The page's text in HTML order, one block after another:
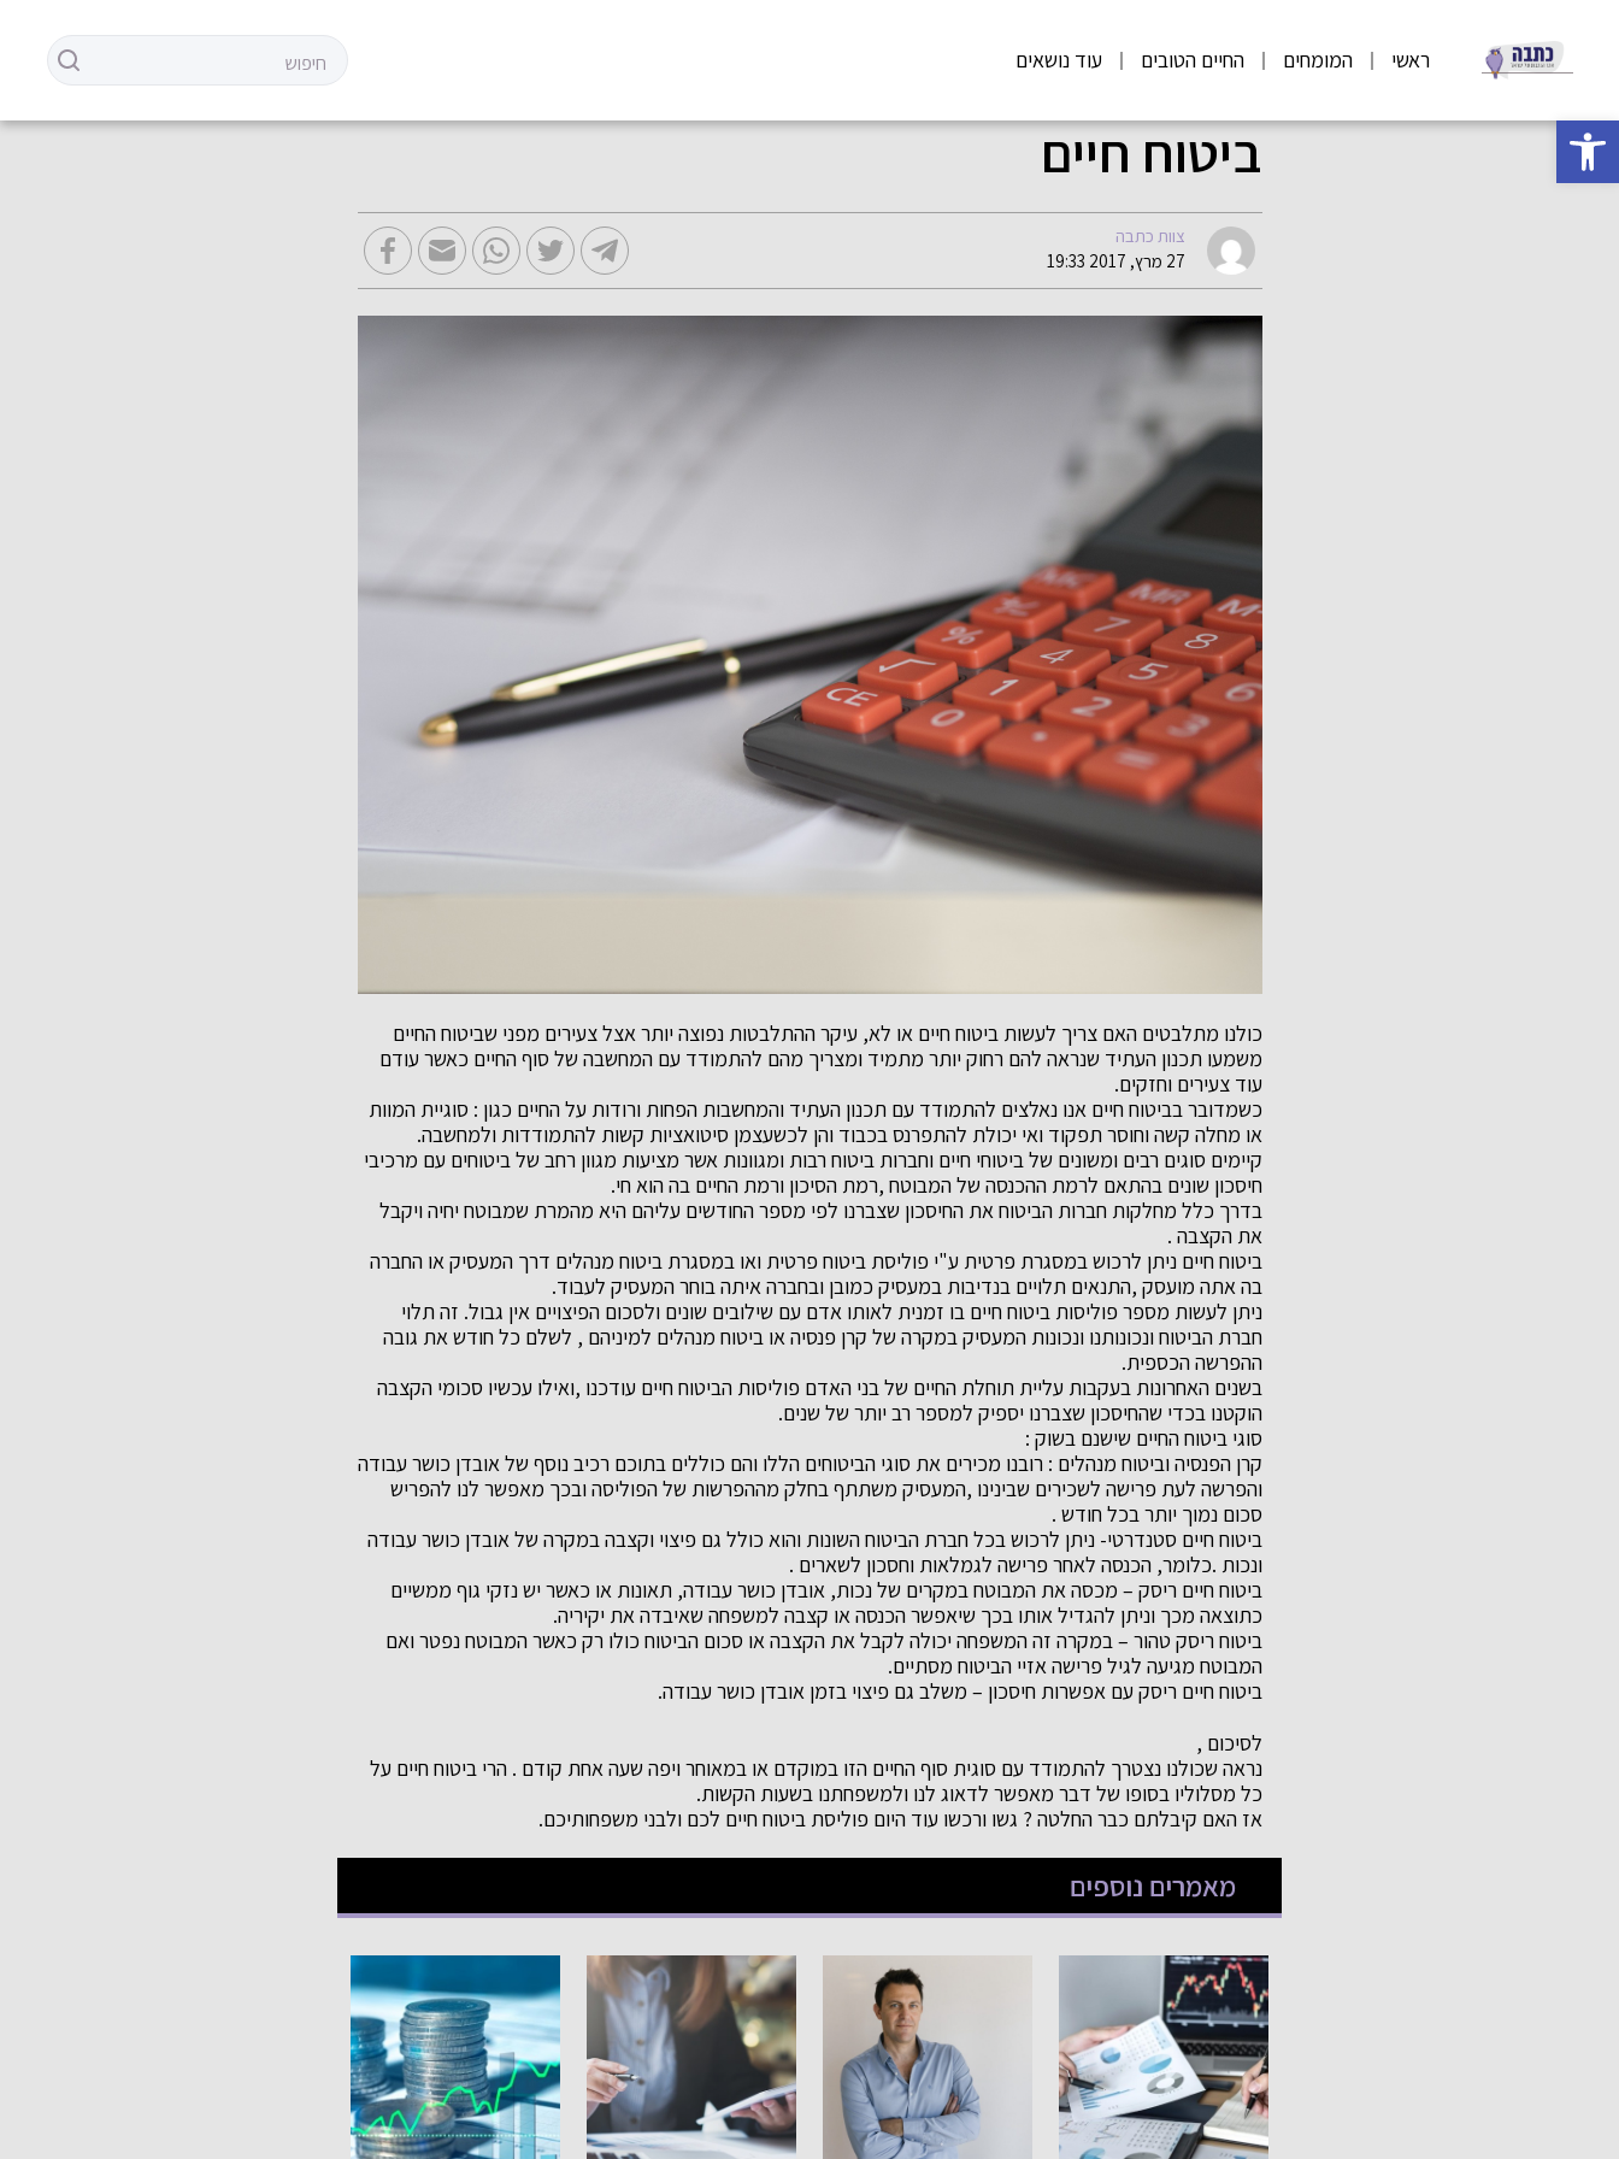
פתח סרגל נגישות
ראשי המומחים החיים הטובים עוד נושאים
ביטוח חיים
צוות כתבה
27 מרץ, 2017 19:33
כולנו מתלבטים האם צריך לעשות ביטוח חיים או לא, עיקר ההתלבטות נפוצה יותר אצל צעירים מפני שביטוח החיים
משמעו תכנון העתיד שנראה להם רחוק יותר מתמיד ומצריך מהם להתמודד עם המחשבה של סוף החיים כאשר עודם
עוד צעירים וחזקים.
כשמדובר בביטוח חיים אנו נאלצים להתמודד עם תכנון העתיד והמחשבות הפחות ורודות על החיים כגון : סוגיית המוות
או מחלה קשה וחוסר תפקוד ואי יכולת להתפרנס בכבוד והן לכשעצמן סיטואציות קשות להתמודדות ולמחשבה.
קיימים סוגים רבים ומשונים של ביטוחי חיים וחברות ביטוח רבות ומגוונות אשר מציעות מגוון רחב של ביטוחים עם מרכיבי
חיסכון שונים בהתאם לרמת ההכנסה של המבוטח ,רמת הסיכון ורמת החיים בה הוא חי.
בדרך כלל מחלקות חברות הביטוח את החיסכון שצברנו לפי מספר החודשים עליהם היא מהמרת שמבוטח יחיה ויקבל
את הקצבה .
ביטוח חיים ניתן לרכוש במסגרת פרטית ע"י פוליסת ביטוח פרטית ואו במסגרת ביטוח מנהלים דרך המעסיק או החברה
בה אתה מועסק ,התנאים תלויים בנדיבות במעסיק כמובן ובחברה איתה בוחר המעסיק לעבוד.
ניתן לעשות מספר פוליסות ביטוח חיים בו זמנית לאותו אדם עם שילובים שונים ולסכום הפיצויים אין גבול. זה תלוי
חברת הביטוח ונכונותנו ונכונות המעסיק במקרה של קרן פנסיה או ביטוח מנהלים למיניהם , לשלם כל חודש את גובה
ההפרשה הכספית.
בשנים האחרונות בעקבות עליית תוחלת החיים של בני האדם פוליסות הביטוח חיים עודכנו ,ואילו עכשיו סכומי הקצבה
הוקטנו בכדי שהחיסכון שצברנו יספיק למספר רב יותר של שנים.
סוגי ביטוח החיים שישנם בשוק :
קרן הפנסיה וביטוח מנהלים : רובנו מכירים את סוגי הביטוחים הללו והם כוללים בתוכם רכיב נוסף של אובדן כושר עבודה
והפרשה לעת פרישה לשכירים שבינינו ,המעסיק משתתף בחלק מההפרשות של הפוליסה ובכך מאפשר לנו להפריש
סכום נמוך יותר בכל חודש .
ביטוח חיים סטנדרטי- ניתן לרכוש בכל חברת הביטוח השונות והוא כולל גם פיצוי וקצבה במקרה של אובדן כושר עבודה
ונכות .כלומר, הכנסה לאחר פרישה לגמלאות וחסכון לשארים .
ביטוח חיים ריסק – מכסה את המבוטח במקרים של נכות, אובדן כושר עבודה, תאונות או כאשר יש נזקי גוף ממשיים
כתוצאה מכך וניתן להגדיל אותו בכך שיאפשר הכנסה או קצבה למשפחה שאיבדה את יקיריה.
ביטוח ריסק טהור – במקרה זה המשפחה יכולה לקבל את הקצבה או סכום הביטוח כולו רק כאשר המבוטח נפטר ואם
המבוטח מגיעה לגיל פרישה אזיי הביטוח מסתיים.
ביטוח חיים ריסק עם אפשרות חיסכון – משלב גם פיצוי בזמן אובדן כושר עבודה.
לסיכום ,
נראה שכולנו נצטרך להתמודד עם סוגית סוף החיים הזו במוקדם או במאוחר ויפה שעה אחת קודם . הרי ביטוח חיים על
כל מסלוליו בסופו של דבר מאפשר לדאוג לנו ולמשפחתנו בשעות הקשות.
אז האם קיבלתם כבר החלטה ? גשו ורכשו עוד היום פוליסת ביטוח חיים לכם ולבני משפחותיכם.
מאמרים נוספים